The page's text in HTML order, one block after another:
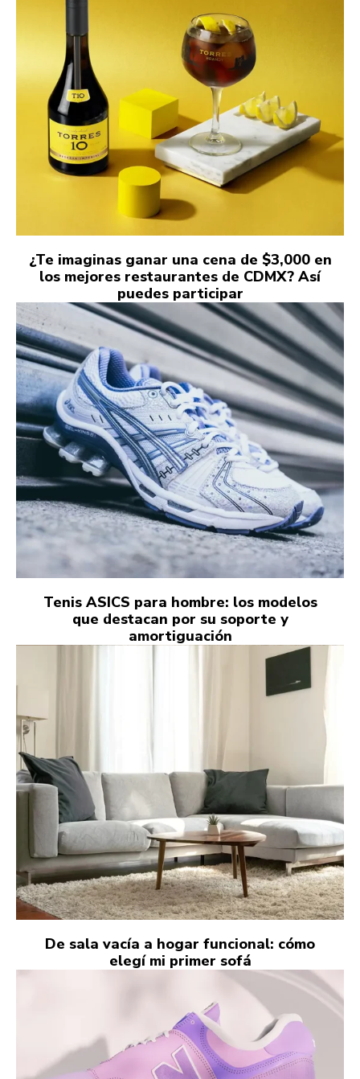
¿Te imaginas ganar una cena de $3,000 en
los mejores restaurantes de CDMX? Así
puedes participar
Tenis ASICS para hombre: los modelos
que destacan por su soporte y
amortiguación
De sala vacía a hogar funcional: cómo
elegí mi primer sofá